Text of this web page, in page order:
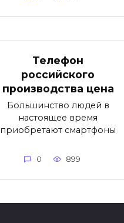
Телефон
российского
производства цена
Большинство людей в
настоящее время
приобретают смартфоны
0 899